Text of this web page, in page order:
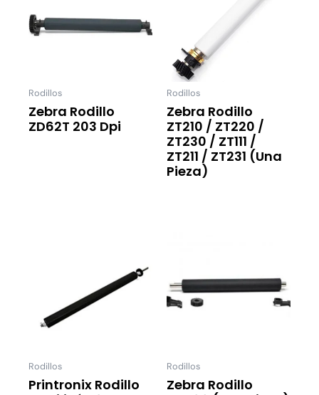
Rodillos
Zebra Rodillo
ZD62T 203 Dpi
Rodillos
Zebra Rodillo
ZT210 / ZT220 /
ZT230 / ZT111 /
ZT211 / ZT231 (una
Pieza)
Rodillos
Printronix Rodillo
Rodillos
Zebra Rodillo